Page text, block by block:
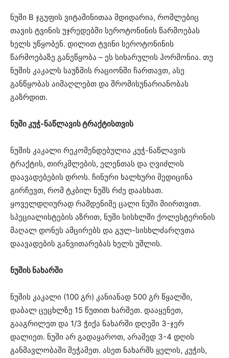
ნუში B ჯგუფის ვიტამინითაა მდიდარია, რომლებიც
თავის ტვინის უჯრედებში სეროტონინის წარმოებას
ხელს უწყობენ. დილით ტვინი სეროტონინის
წარმოებაზე განეწყობა – ეს სიხარულის ჰორმონია. თუ
ნუშის კაკალს საუზმის რაციონში ჩართავთ, ასე
განწყობას აიმაღლებთ და შრომისუნარიანობას
გაზრდით.
ნუში კუჭ-ნაწლავის ტრაქტისთვის
ნუშის კაკალი რეკომენდებულია კუჭ-ნაწლავის
ტრაქტის, თირკმლების, ელენთას და ღვიძლის
დაავადებების დროს. ჩინური ხალხური მედიცინა
გირჩევთ, რომ ტკბილ ნუშს რძე დაასხათ.
ყოველდღიურად რამდენიმე ცალი ნუში მიირთვით.
სპეციალისტების აზრით, ნუში სისხლში ქოლესტერინის
მაღალ დონეს ამცირებს და გულ-სისხლძარღვთა
დაავადების განვითარებას ხელს უშლის.
ნუშის ნახარში
ნუშის კაკალი (100 გრ) კანიანად 500 გრ წყალში,
დაბალ ცეცხლზე 15 წუთით ხარშეთ. დააყენეთ,
გააგრილეთ და 1/3 ჭიქა ნახარში დღეში 3-ჯერ
დალიეთ. ნუში არ გადაყაროთ, არამედ 3-4 დღის
განმავლობაში შეჭამეთ. ასეთ ნახარშს ყელის, კუჭის,